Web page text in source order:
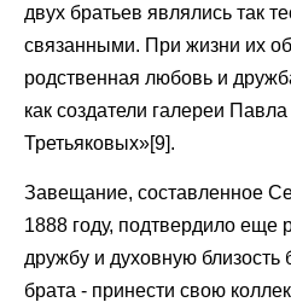
двух братьев являлись так
связанными. При жизни их
родственная любовь и
как создатели галереи
Третьяковых»[9].
Завещание, составленное
1888 году, подтвердило еще
дружбу и духовную близость
брата - принести свою